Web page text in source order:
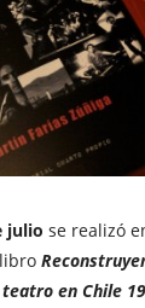
julio se realizó
en Chile